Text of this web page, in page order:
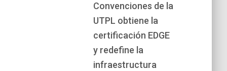
Convenciones de la
UTPL obtiene la
certificación EDGE
y redefine la
infraestructura